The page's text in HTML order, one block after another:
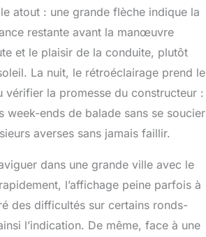
atout : une grande flèche indique la
restante avant la manœuvre
et le plaisir de la conduite, plutôt
La nuit, le rétroéclairage prend le
vérifier la promesse du constructeur :
week-ends de balade sans se soucier
averses sans jamais faillir.
dans une grande ville avec le
l’affichage peine parfois à
des difficultés sur certains ronds-
l’indication. De même, face à une